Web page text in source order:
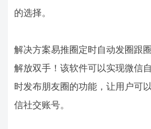
的选择。
解决方案易推圈定时自动发圈跟
解放双手！该软件可以实现微信
时发布朋友圈的功能，让用户可
信社交账号。